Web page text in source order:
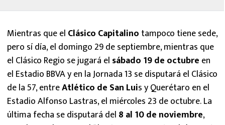
Mientras que el Clásico Capitalino tampoco tiene sede,
pero sí día, el domingo 29 de septiembre, mientras que
el Clásico Regio se jugará el sábado 19 de octubre en
el Estadio BBVA y en la Jornada 13 se disputará el Clásico
de la 57, entreAtlético de San Luis y Querétaro en el
Estadio Alfonso Lastras, el miércoles 23 de octubre. La
última fecha se disputará del 8 al 10 de noviembre,